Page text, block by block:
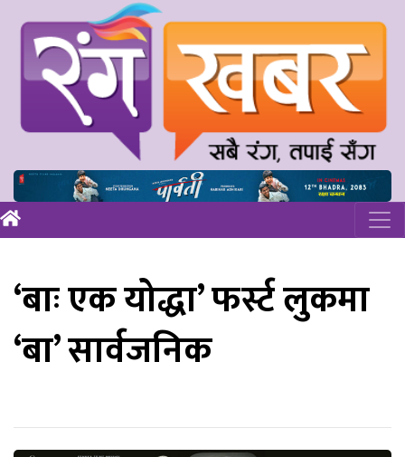
‘बाः एक योद्धा’ फर्स्ट लुकमा
‘बा’ सार्वजनिक